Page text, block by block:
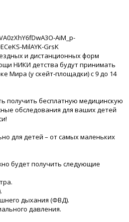
и дистанционных форм
НИКИ детства будут принимать
Мира (у скейт-площадки) с 9 до 14
получить бесплатную медицинскую
обследования для ваших детей
для детей – от самых маленьких
будет получить следующие
дыхания (ФВД).
давления.